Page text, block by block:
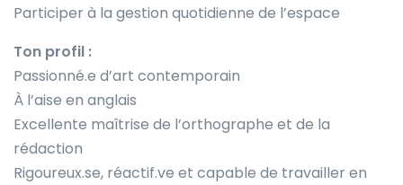
Participer à la gestion quotidienne de l’espace
Ton profil :
Passionné.e d’art contemporain
À l’aise en anglais
Excellente maîtrise de l’orthographe et de la
rédaction
Rigoureux.se, réactif.ve et capable de travailler en